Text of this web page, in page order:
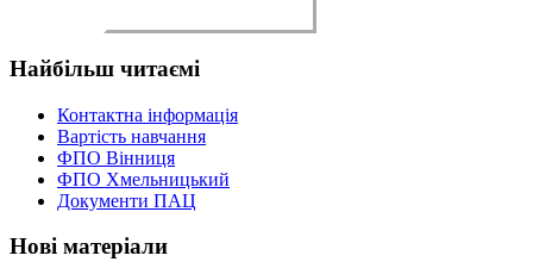
Найбільш читаємі
Контактна інформація
Вартість навчання
ФПО Вінниця
ФПО Хмельницький
Документи ПАЦ
Нові матеріали